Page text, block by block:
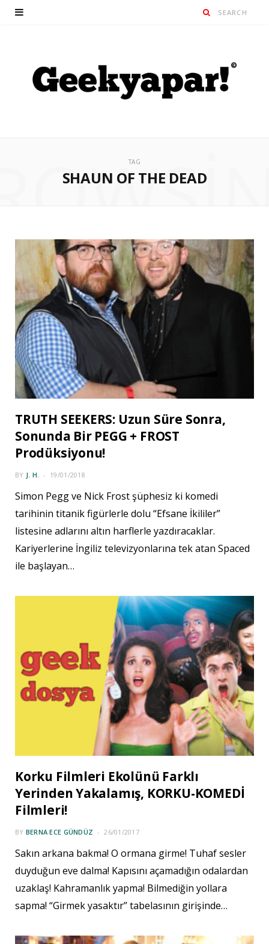
TAG
SHAUN OF THE DEAD
TRUTH SEEKERS: Uzun Süre Sonra,
Sonunda Bir PEGG + FROST
Prodüksiyonu!
BY J. H. 19/01/2018
Simon Pegg ve Nick Frost şüphesiz ki komedi
tarihinin titanik figürlerle dolu “Efsane İkililer”
listesine adlarını altın harflerle yazdıracaklar.
Kariyerlerine İngiliz televizyonlarına tek atan Spaced
ile başlayan…
Korku Filmleri Ekolünü Farklı
Yerinden Yakalamış, KORKU-KOMEDİ
Filmleri!
BY BERNA ECE GÜNDÜZ 26/01/2017
Sakın arkana bakma! O ormana girme! Tuhaf sesler
duyduğun eve dalma! Kapısını açamadığın odalardan
uzaklaş! Kahramanlık yapma! Bilmediğin yollara
sapma! “Girmek yasaktır” tabelasının girişinde…